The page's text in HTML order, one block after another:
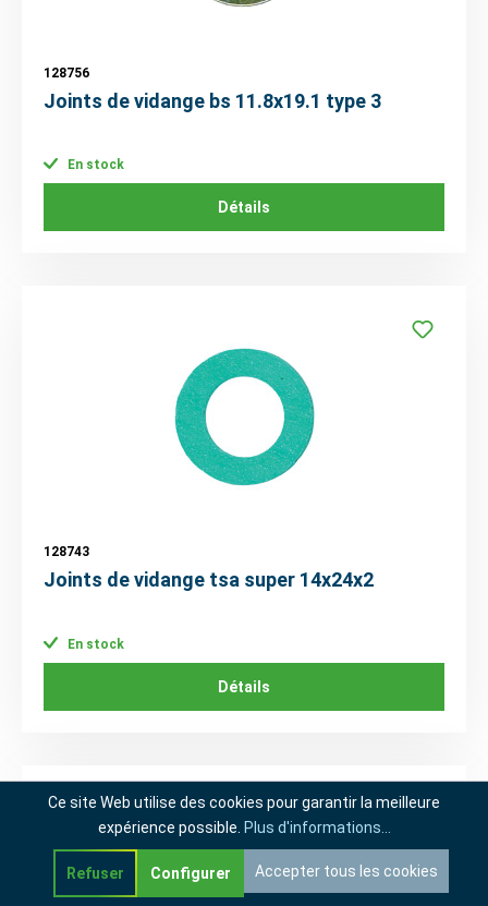
128756
Joints de vidange bs 11.8x19.1 type 3
En stock
Détails
128743
Joints de vidange tsa super 14x24x2
En stock
Détails
Ce site Web utilise des cookies pour garantir la meilleure
expérience possible. Plus d'informations...
Refuser Configurer Accepter tous les cookies